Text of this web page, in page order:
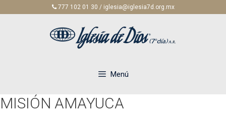
777 102 01 30 / iglesia@iglesia7d.org.mx
Menú
MISIÓN AMAYUCA